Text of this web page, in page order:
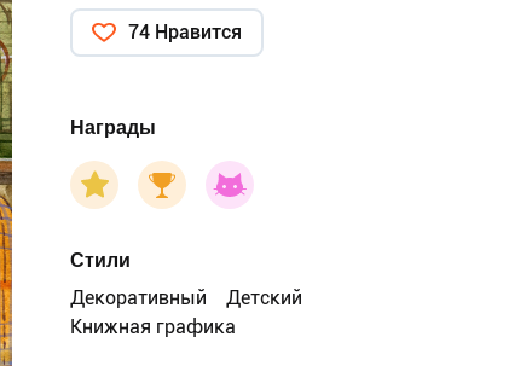
74 Нравится
Награды
Стили
Декоративный
Детский
Книжная графика